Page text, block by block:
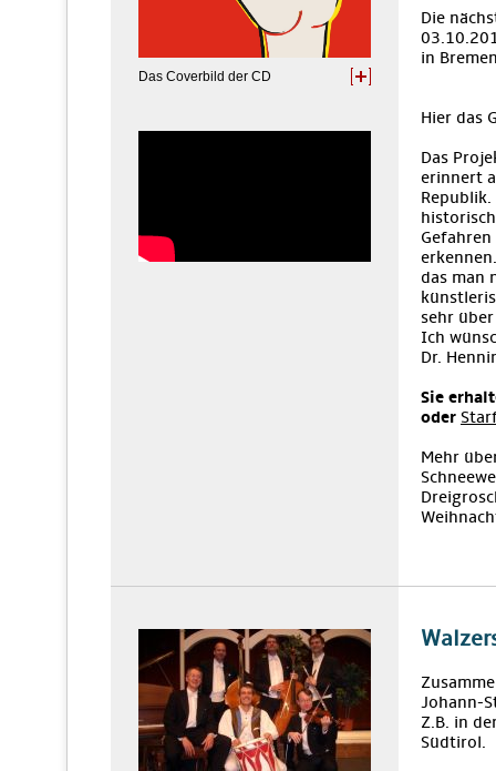
Das Coverbild der CD
Die
in
Hier das
Das
erinnert
das man
sehr
Ich
Dr.
Sie
oder
Mehr
Johann-
Z.B. in
Südtirol.